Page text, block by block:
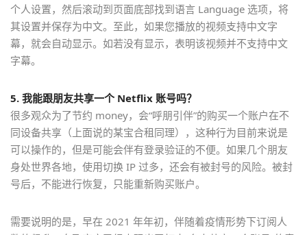
个人设置，然后滚动到页面底部找到语言 Language 选项，将
其设置并保存为中文。至此，如果您播放的视频支持中文字
幕，就会自动显示。如若没有显示，表明该视频并不支持中文
字幕。
5. 我能跟朋友共享一个 Netflix 账号吗？
很多观众为了节约 money，会“呼朋引伴”的购买一个账户在不
同设备共享（上面说的某宝合租同理），这种行为目前来说是
可以操作的，但是可能会伴有登录验证的不便。如果几个朋友
身处世界各地，使用切换 IP 过多，还会有被封号的风险。被封
号后，不能进行恢复，只能重新购买账户。
需要说明的是，早在 2021 年年初，伴随着疫情形势下订阅人